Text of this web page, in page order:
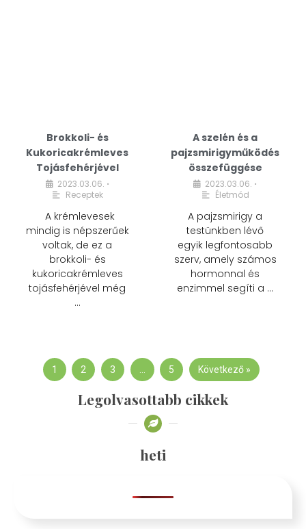
Brokkoli- és
Kukoricakrémleves
Tojásfehérjével
2023.03.06. •
Receptek
A krémlevesek
mindig is népszerűek
voltak, de ez a
brokkoli- és
kukoricakrémleves
tojásfehérjével még
…
A szelén és a
pajzsmirigyműködés
összefüggése
2023.03.06. •
Életmód
A pajzsmirigy a
testünkben lévő
egyik legfontosabb
szerv, amely számos
hormonnal és
enzimmel segíti a …
1 2 3 … 5 Következő »
Legolvasottabb cikkek
heti